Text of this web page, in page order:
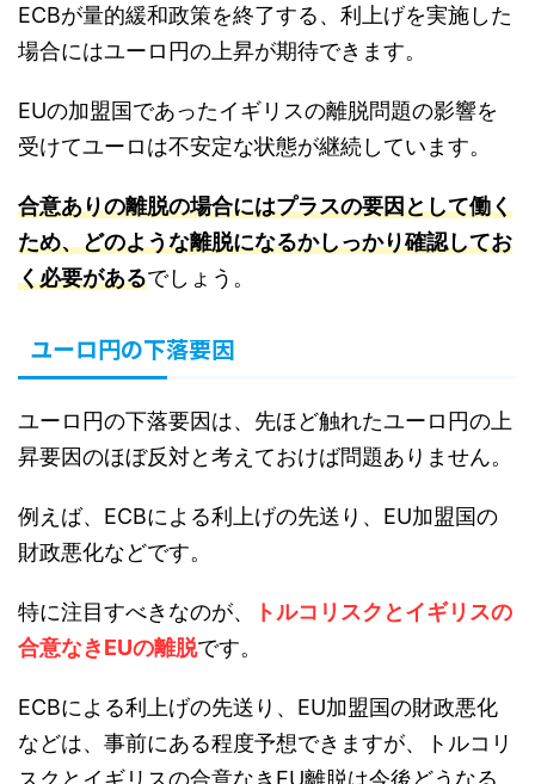
ECBが量的緩和政策を終了する、利上げを実施した
場合にはユーロ円の上昇が期待できます。
EUの加盟国であったイギリスの離脱問題の影響を
受けてユーロは不安定な状態が継続しています。
合意ありの離脱の場合にはプラスの要因として働く
ため、どのような離脱になるかしっかり確認してお
く必要があるでしょう。
ユーロ円の下落要因
ユーロ円の下落要因は、先ほど触れたユーロ円の上
昇要因のほぼ反対と考えておけば問題ありません。
例えば、ECBによる利上げの先送り、EU加盟国の
財政悪化などです。
特に注目すべきなのが、
トルコリスクとイギリスの
合意なきEUの離脱です。
ECBによる利上げの先送り、EU加盟国の財政悪化
などは、事前にある程度予想できますが、トルコリ
スクとイギリスの合意なきEU離脱は今後どうなる